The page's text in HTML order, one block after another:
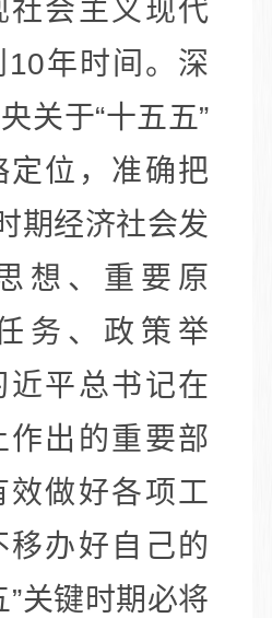
社会主义现代
年时间。深
关于“十五五”
定位，准确把
期经济社会发
想、重要原
务、政策举
近平总书记在
作出的重要部
效做好各项工
移办好自己的
”关键时期必将